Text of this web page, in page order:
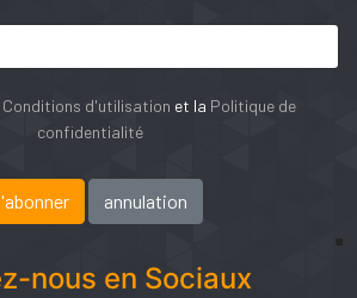
Conditions d'utilisation et la Politique de
confidentialité
nous en Sociaux